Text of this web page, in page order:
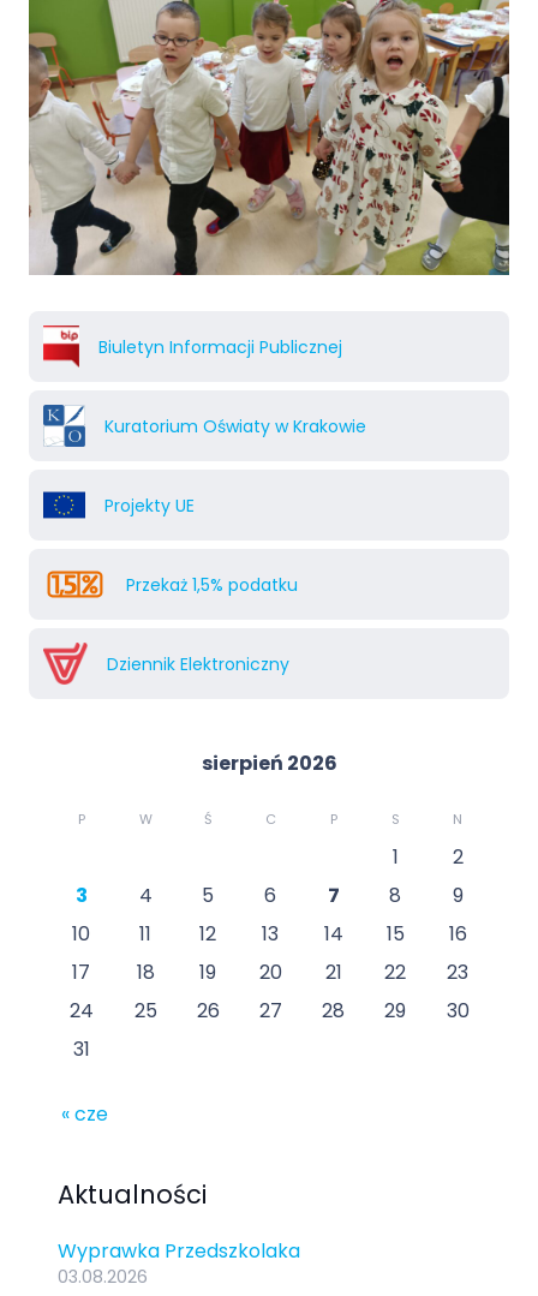
Biuletyn Informacji Publicznej
Kuratorium Oświaty w Krakowie
Projekty UE
Przekaż 1,5% podatku
Dziennik Elektroniczny
sierpień 2026
P W Ś C P S N
1
2
3
4 5 6 7 8
9
10
11 12 13 14 15
16
17
18 19 20 21 22
23
24
25 26 27 28 29
30
31
« cze
Aktualności
Wyprawka Przedszkolaka
03.08.2026